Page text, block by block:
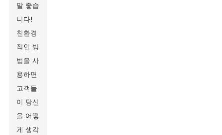
말 좋습
니다!
친환경
적인 방
법을 사
용하면
고객들
이 당신
을 어떻
게 생각